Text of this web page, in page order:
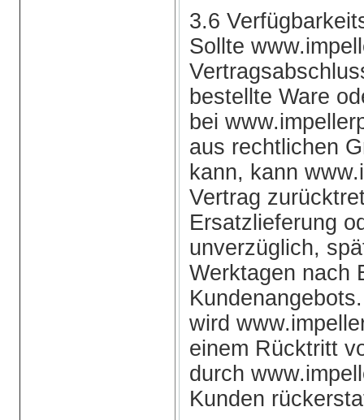
3.6
Sollte
bestellte Ware
bei
aus rechtlichen
kann, kann
Vertrag
Ersatzlieferung
unverzüglich,
Werktagen nach
wird
einem Rücktritt
durch
Kunden